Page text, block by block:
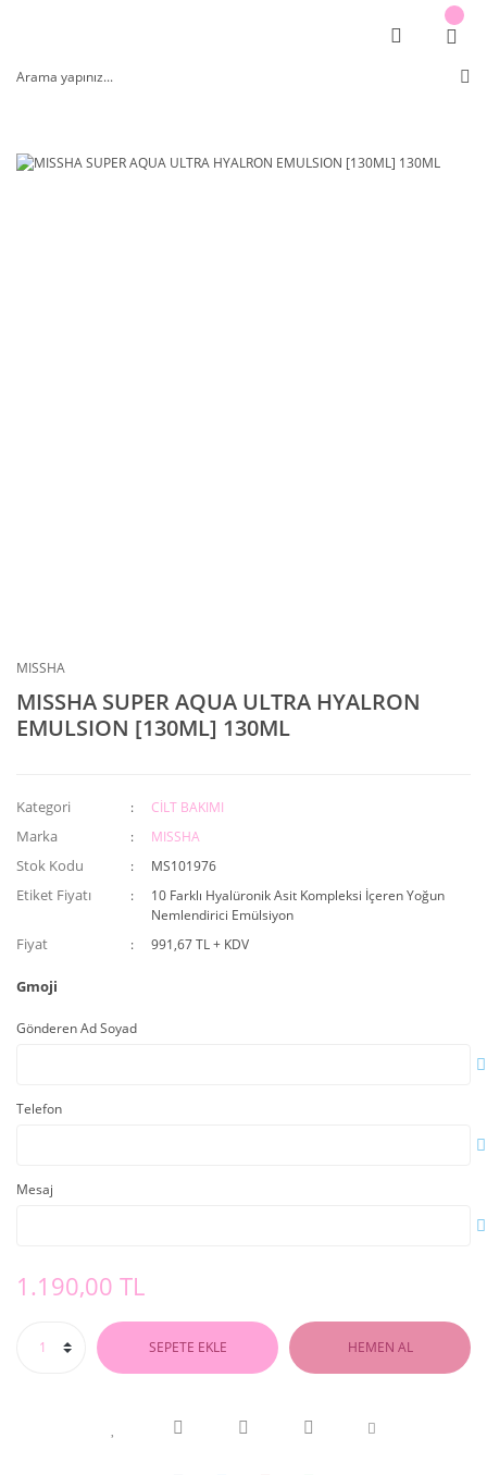
MISSHA
MISSHA SUPER AQUA ULTRA HYALRON
EMULSION [130ML] 130ML
Kategori CİLT BAKIMI
Marka MISSHA
Stok Kodu MS101976
Etiket Fiyatı
10 Farklı Hyalüronik Asit Kompleksi İçeren Yoğun
Nemlendirici Emülsiyon
Fiyat 991,67 TL + KDV
Gmoji
Gönderen Ad Soyad
Telefon
Mesaj
1.190,00 TL
SEPETE EKLE HEMEN AL